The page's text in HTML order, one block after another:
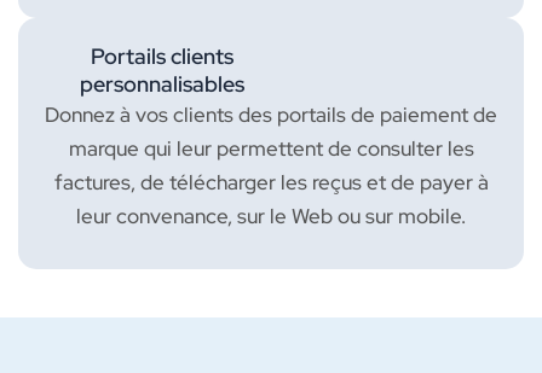
Portails clients
personnalisables
Donnez à vos clients des portails de paiement de
marque qui leur permettent de consulter les
factures, de télécharger les reçus et de payer à
leur convenance, sur le Web ou sur mobile.